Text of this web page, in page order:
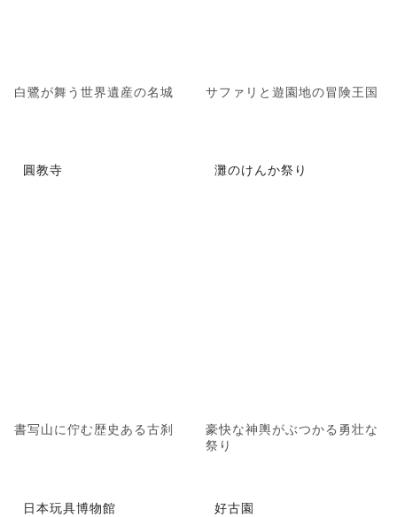
白鷺が舞う世界遺産の名城 サファリと遊園地の冒険王国
圓教寺
書写山に佇む歴史ある古刹
灘のけんか祭り
豪快な神輿がぶつかる勇壮な
祭り
日本玩具博物館 好古園